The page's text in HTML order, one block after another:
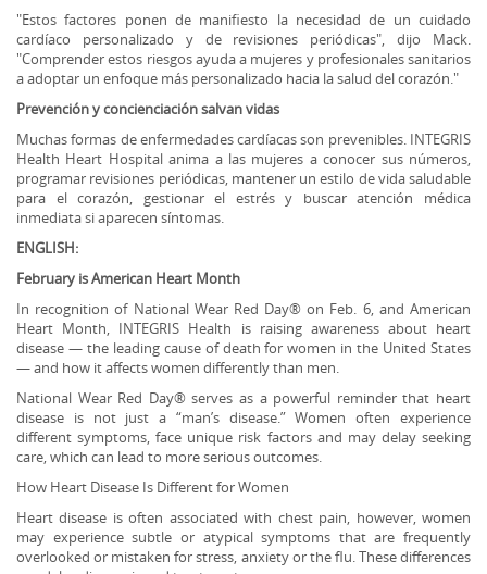
"Estos factores ponen de manifiesto la necesidad de un cuidado
cardíaco personalizado y de revisiones periódicas", dijo Mack.
"Comprender estos riesgos ayuda a mujeres y profesionales sanitarios
a adoptar un enfoque más personalizado hacia la salud del corazón."
Prevención y concienciación salvan vidas
Muchas formas de enfermedades cardíacas son prevenibles. INTEGRIS
Health Heart Hospital anima a las mujeres a conocer sus números,
programar revisiones periódicas, mantener un estilo de vida saludable
para el corazón, gestionar el estrés y buscar atención médica
inmediata si aparecen síntomas.
ENGLISH:
February is American Heart Month
In recognition of National Wear Red Day® on Feb. 6, and American
Heart Month, INTEGRIS Health is raising awareness about heart
disease — the leading cause of death for women in the United States
— and how it affects women differently than men.
National Wear Red Day® serves as a powerful reminder that heart
disease is not just a “man’s disease.” Women often experience
different symptoms, face unique risk factors and may delay seeking
care, which can lead to more serious outcomes.
How Heart Disease Is Different for Women
Heart disease is often associated with chest pain, however, women
may experience subtle or atypical symptoms that are frequently
overlooked or mistaken for stress, anxiety or the flu. These differences